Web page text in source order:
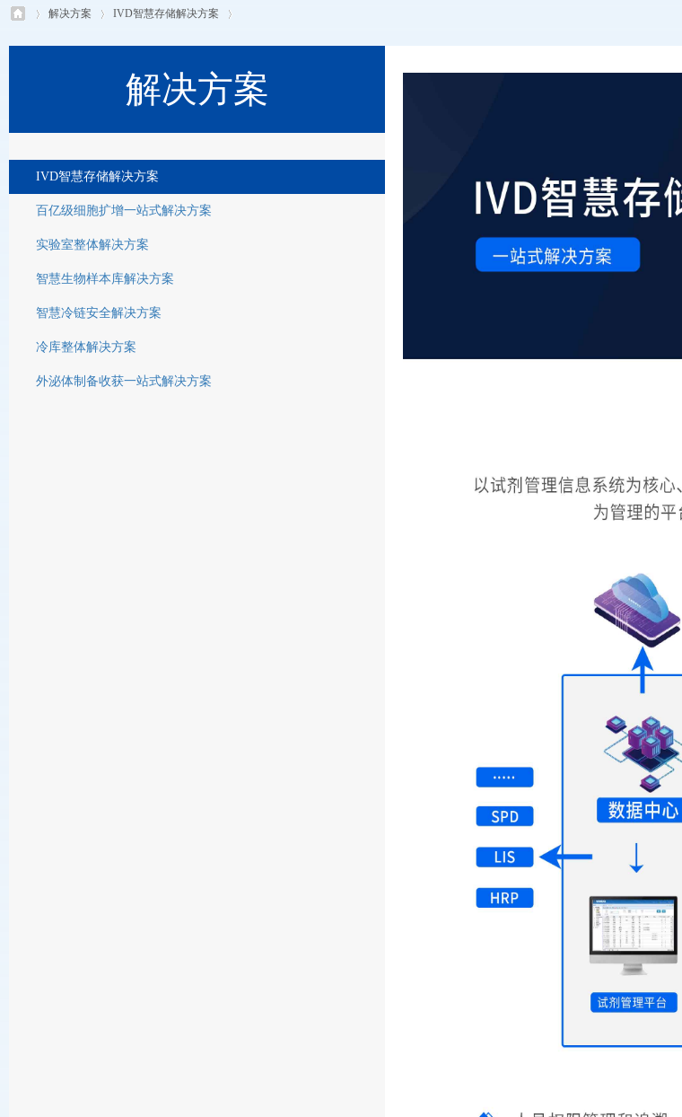
解决方案 IVD智慧存储解决方案
解决方案
IVD智慧存储解决方案
百亿级细胞扩增一站式解决方案
实验室整体解决方案
智慧生物样本库解决方案
智慧冷链安全解决方案
冷库整体解决方案
外泌体制备收获一站式解决方案